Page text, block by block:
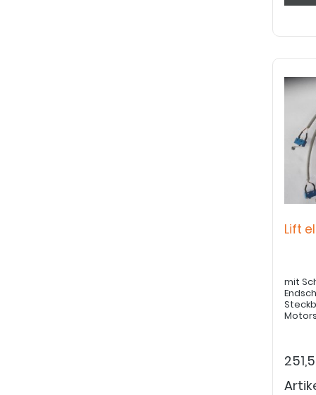
Lift
mit